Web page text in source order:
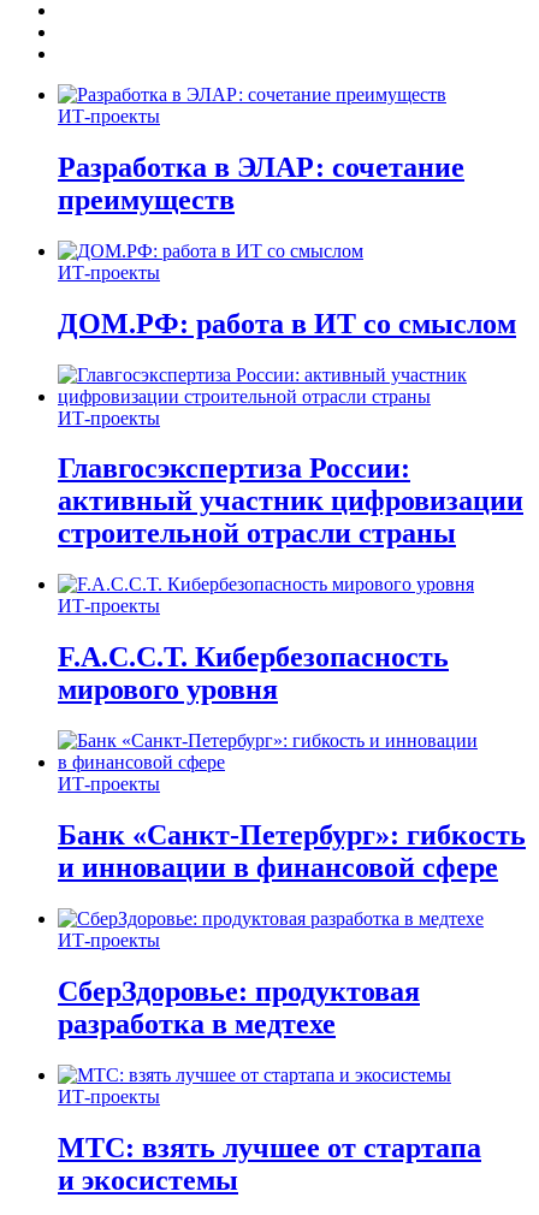
ИТ-проекты
Разработка в ЭЛАР: сочетание
преимуществ
ИТ-проекты
ДОМ.РФ: работа в ИТ со смыслом
ИТ-проекты
Главгосэкспертиза России:
активный участник цифровизации
строительной отрасли страны
ИТ-проекты
F.A.C.C.T. Кибербезопасность
мирового уровня
ИТ-проекты
Банк «Санкт-Петербург»: гибкость
и инновации в финансовой сфере
ИТ-проекты
СберЗдоровье: продуктовая
разработка в медтехе
ИТ-проекты
МТС: взять лучшее от стартапа
и экосистемы